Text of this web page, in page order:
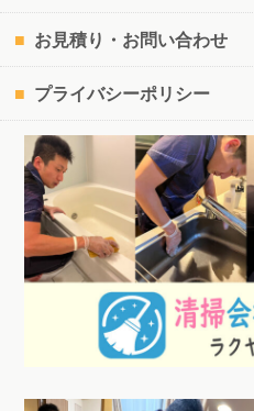
お見積り・お問い合わせ
プライバシーポリシー